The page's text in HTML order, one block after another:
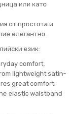
или като
от простота и
елегантно.
език:
comfort,
lightweight satin-
great comfort.
elastic waistband